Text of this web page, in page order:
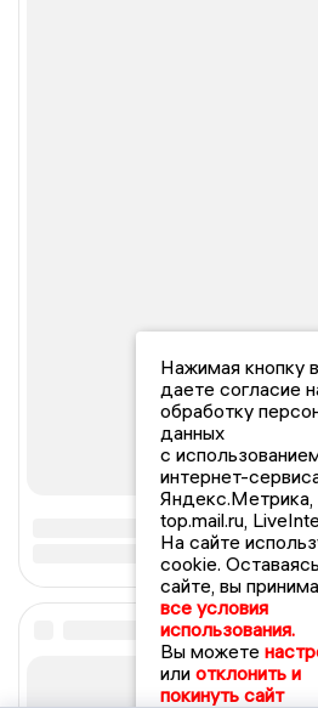
Нажимая кнопку
даете согласие
обработку
данных
с
интернет-
Яндекс.Метрика,
top.mail.ru,
На сайте
cookie.
сайте, вы
все условия
использования.
Вы можете
или отклонить и
покинуть сайт